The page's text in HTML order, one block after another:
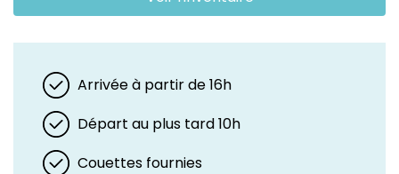
Arrivée à partir de 16h
Départ au plus tard 10h
Couettes fournies